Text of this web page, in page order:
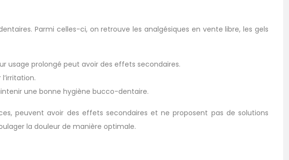
Parmi celles-ci, on retrouve les analgésiques en vente libre, les gels
usage prolongé peut avoir des effets secondaires.
une bonne hygiène bucco-dentaire.
peuvent avoir des effets secondaires et ne proposent pas de solutions
la douleur de manière optimale.